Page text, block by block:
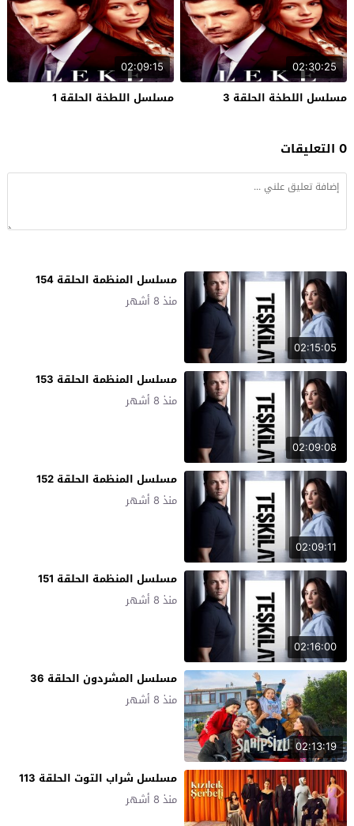
02:30:25
مسلسل اللطخة الحلقة 3
02:09:15
مسلسل اللطخة الحلقة 1
0 التعليقات
02:15:05
مسلسل المنظمة الحلقة 154
منذ 8 أشهر
02:09:08
مسلسل المنظمة الحلقة 153
منذ 8 أشهر
02:09:11
مسلسل المنظمة الحلقة 152
منذ 8 أشهر
02:16:00
مسلسل المنظمة الحلقة 151
منذ 8 أشهر
02:13:19
مسلسل المشردون الحلقة 36
منذ 8 أشهر
مسلسل شراب التوت الحلقة 113
منذ 8 أشهر